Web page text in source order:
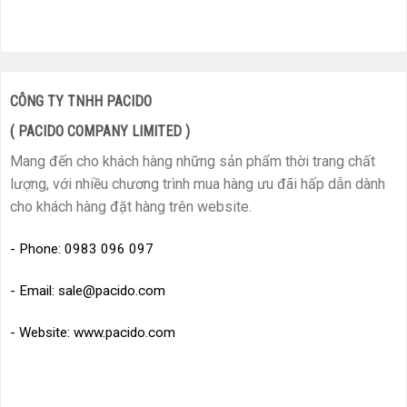
CÔNG TY TNHH PACIDO
( PACIDO COMPANY LIMITED )
Mang đến cho khách hàng những sản phẩm thời trang chất
lượng, với nhiều chương trình mua hàng ưu đãi hấp dẫn dành
cho khách hàng đặt hàng trên website.
- Phone: 0983 096 097
- Email: sale@pacido.com
- Website: www.pacido.com